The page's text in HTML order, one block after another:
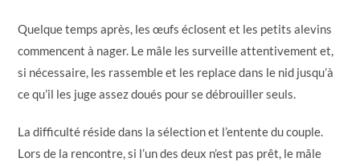
Quelque temps après, les œufs éclosent et les petits alevins
commencent à nager. Le mâle les surveille attentivement et,
si nécessaire, les rassemble et les replace dans le nid jusqu’à
ce qu’il les juge assez doués pour se débrouiller seuls.
La difficulté réside dans la sélection et l’entente du couple.
Lors de la rencontre, si l’un des deux n’est pas prêt, le mâle